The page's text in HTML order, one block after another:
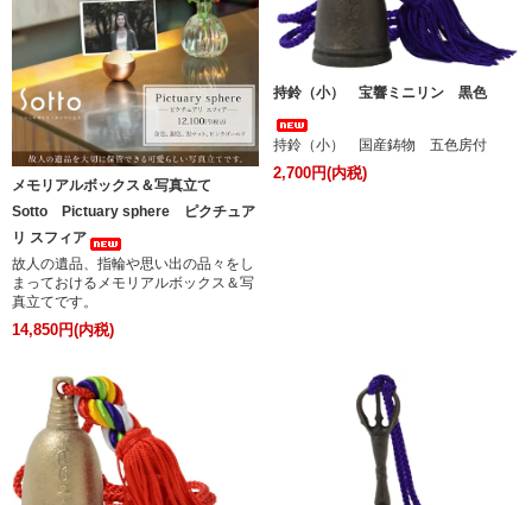
メモリアルボックス＆写真立て
Sotto Pictuary sphere ピクチュア
リ スフィア
故人の遺品、指輪や思い出の品々をし
まっておけるメモリアルボックス＆写
真立てです。
14,850円(内税)
持鈴（小） 宝響ミニリン 黒色
持鈴（小） 国産鋳物 五色房付
2,700円(内税)